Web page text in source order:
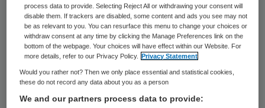
Het voorstel heeft een grote financiële
impact en dient daarom aan de
formatietafel te worden behandeld, zei
VVD’er Dilan Ye?ilgöz. Zij kreeg onder meer
steun van het CDA en D66, hoewel die
partijen voor uitbreiding van het verlof zijn.
process data to provide. Selecting Reject All or withdrawing your consent will
disable them. If trackers are disabled, some content and ads you see may not
be as relevant to you. You can resurface this menu to change your choices or
withdraw consent at any time by clicking the Manage Preferences link on the
bottom of the webpage. Your choices will have effect within our Website. For
more details, refer to our Privacy Policy.
Privacy Statement
Would you rather not? Then we only place essential and statistical cookies,
these do not record any data about you as a person
We and our partners process data to provide: